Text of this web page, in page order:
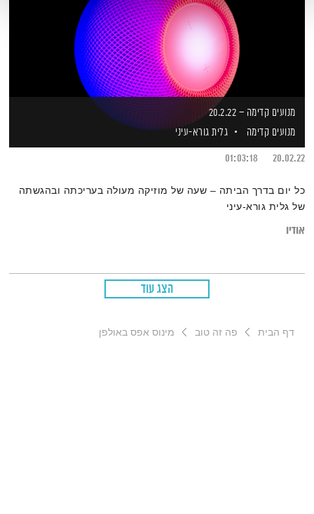
מנועים קדימה – 20.2.22
מנועים קדימה
גלית גורא-עיני
20.02.22
01:03:18
כל יום בדרך הביתה – שעה של מוזיקה מעולה בעריכתה ובהגשתה
של גלית גורא-עיני
אודיו
הצג עוד
דף הבית פה זה טוב מינוס אפס באולפן